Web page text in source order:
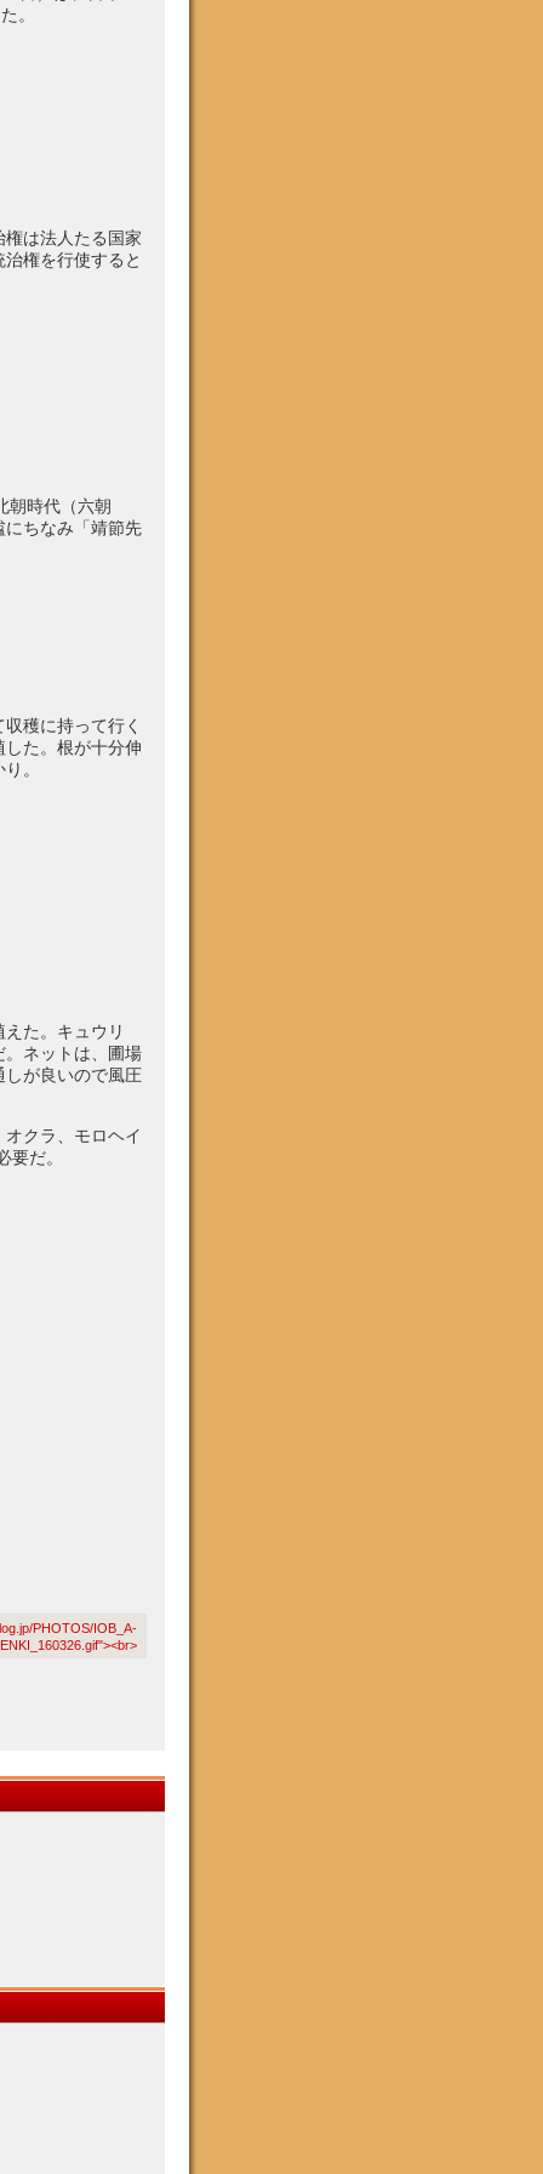
。
権は法人たる国家
権を行使すると
朝時代（六朝
にちなみ「靖節先
穫に持って行く
た。根が十分伸
。
た。キュウリ
。ネットは、圃場
しが良いので風圧
クラ、モロヘイ
だ。
PHOTOS/IOB_A-